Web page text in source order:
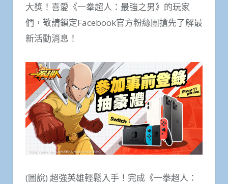
大獎！喜愛《一拳超人：最強之男》的玩家
們，敬請鎖定Facebook官方粉絲團搶先了解最
新活動消息！
(圖說) 超強英雄輕鬆入手！完成《一拳超人：